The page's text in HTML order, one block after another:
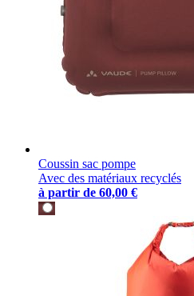
Coussin sac pompe
Avec des matériaux recyclés
à partir de 60,00 €